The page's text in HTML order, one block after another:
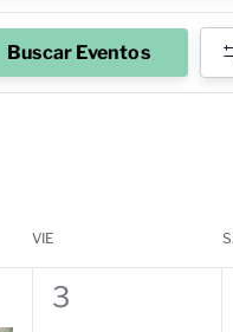
Buscar Eventos
VIE
0
3